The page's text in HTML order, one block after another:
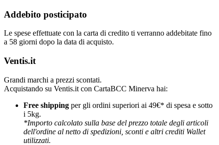
Addebito posticipato
Le spese effettuate con la carta di credito ti verranno addebitate fino
a 58 giorni dopo la data di acquisto.
Ventis.it
Grandi marchi a prezzi scontati.
Acquistando su Ventis.it con CartaBCC Minerva hai:
Free shipping per gli ordini superiori ai 49€* di spesa e sotto
i 5kg.
*Importo calcolato sulla base del prezzo totale degli articoli
dell'ordine al netto di spedizioni, sconti e altri crediti Wallet
utilizzati.